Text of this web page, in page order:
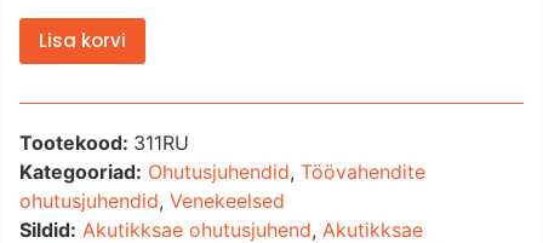
Lisa korvi
Tootekood: 311RU
Kategooriad: Ohutusjuhendid, Töövahendite
ohutusjuhendid, Venekeelsed
Sildid: Akutikksae ohutusjuhend, Akutikksae